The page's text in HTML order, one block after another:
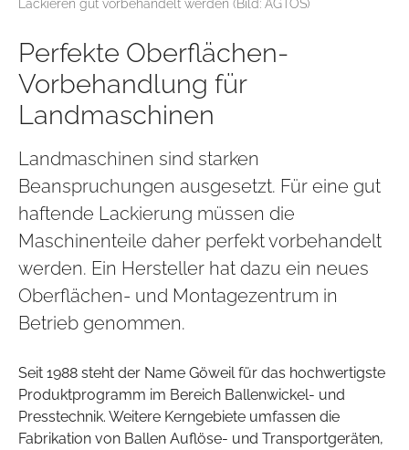
Perfekte Oberflächen-
Vorbehandlung für
Landmaschinen
Landmaschinen sind starken
Beanspruchungen ausgesetzt. Für eine gut
haftende Lackierung müssen die
Maschinenteile daher perfekt vorbehandelt
werden. Ein Hersteller hat dazu ein neues
Oberflächen- und Montagezentrum in
Betrieb genommen.
Seit 1988 steht der Name Göweil für das hochwertigste
Produktprogramm im Bereich Ballenwickel- und
Presstechnik. Weitere Kerngebiete umfassen die
Fabrikation von Ballen Auflöse- und Transportgeräten,